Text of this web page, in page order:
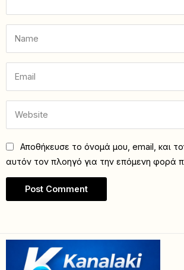
Αποθήκευσε το όνομά μου, email, και
αυτόν τον πλοηγό για την επόμενη φορά